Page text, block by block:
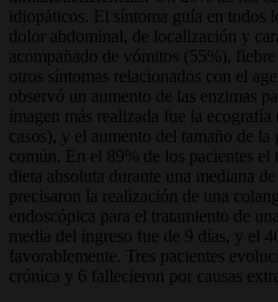
idiopáticos. El síntoma guía en todos
dolor abdominal, de localización y
acompañado de vómitos (55%),
otros síntomas relacionados con el
observó un aumento de las enzimas
imagen más realizada fue la
casos), y el aumento del tamaño de
común. En el 89% de los pacientes el
dieta absoluta durante una mediana
precisaron la realización de una
endoscópica para el tratamiento de
media del ingreso fue de 9 días, y el
favorablemente. Tres pacientes
crónica y 6 fallecieron por causas